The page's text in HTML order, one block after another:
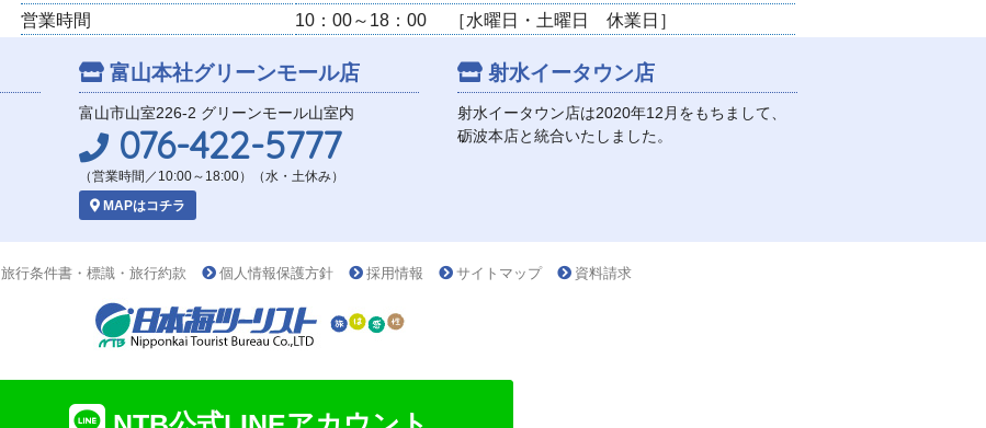
営業時間
10：00～18：00 ［水曜日・土曜日 休業日］
富山本社グリーンモール店
富山市山室226-2 グリーンモール山室内
076-422-5777
（営業時間／10:00～18:00）（水・土休み）
MAPはコチラ
射水イータウン店
射水イータウン店は2020年12月をもちまして、
砺波本店と統合いたしました。
旅行条件書・標識・旅行約款 個人情報保護方針 採用情報 サイトマップ 資料請求